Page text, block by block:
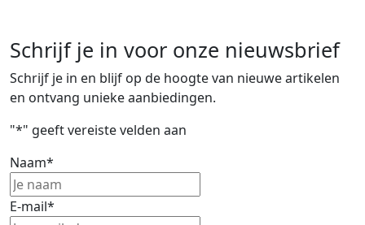
Schrijf je in voor onze nieuwsbrief
Schrijf je in en blijf op de hoogte van nieuwe artikelen
en ontvang unieke aanbiedingen.
"*" geeft vereiste velden aan
Naam*
E-mail*